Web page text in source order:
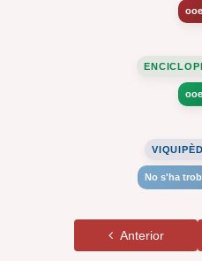
No s'ha
Anterior